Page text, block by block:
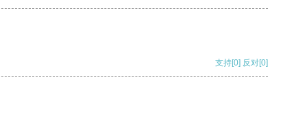
支持[0] 反对[0]